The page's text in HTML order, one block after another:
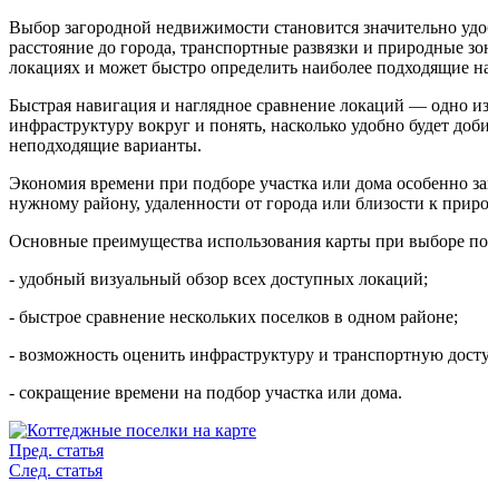
Выбор загородной недвижимости становится значительно
расстояние до города, транспортные развязки и природные
локациях и может быстро определить наиболее подходящие
Быстрая навигация и наглядное сравнение локаций — одно
инфраструктуру вокруг и понять, насколько удобно будет
неподходящие варианты.
Экономия времени при подборе участка или дома особенно
нужному району, удаленности от города или близости к
Основные преимущества использования карты при выборе
- удобный визуальный обзор всех доступных локаций;
- быстрое сравнение нескольких поселков в одном районе;
- возможность оценить инфраструктуру и транспортную
- сокращение времени на подбор участка или дома.
Пред. статья
След. статья